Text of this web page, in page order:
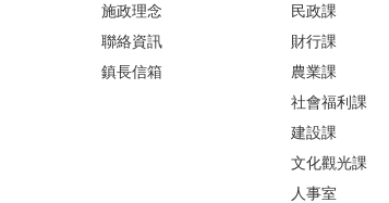
施政理念
聯絡資訊
鎮長信箱
民政課
財行課
農業課
社會福利課
建設課
文化觀光課
人事室